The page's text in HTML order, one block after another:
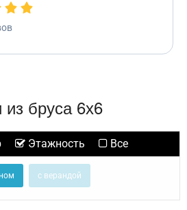
из бруса 6х6
Этажность Все
с верандой